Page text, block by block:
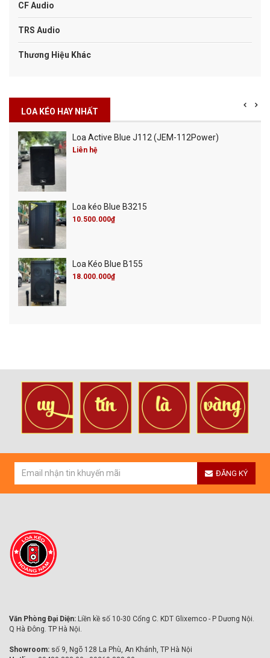
CF Audio
TRS Audio
Thương Hiệu Khác
LOA KÉO HAY NHẤT
Loa Active Blue J112 (JEM-112Power)
Liên hệ
Loa kéo Blue B3215
10.500.000₫
Loa Kéo Blue B155
18.000.000₫
ĐĂNG KÝ
Văn Phòng Đại Diện: Liền kề số 10-30 Cổng C. KDT Glixemco - P Dương Nội.
Q Hà Đông. TP Hà Nội.
Showroom: số 9, Ngõ 128 La Phù, An Khánh, TP Hà Nội